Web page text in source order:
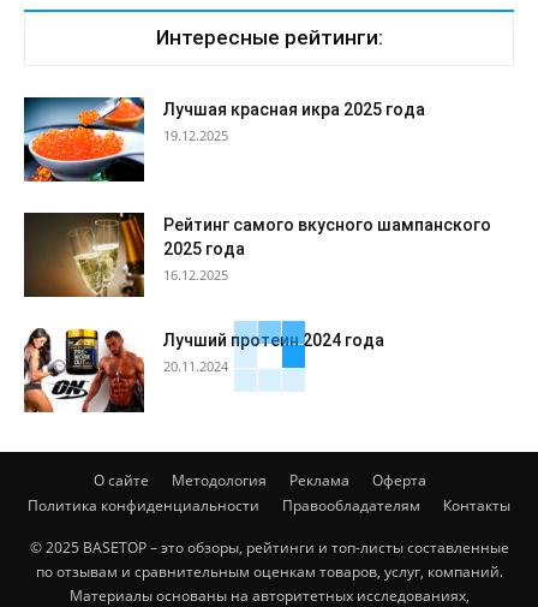
Интересные рейтинги:
Лучшая красная икра 2025 года
19.12.2025
Рейтинг самого вкусного шампанского
2025 года
16.12.2025
Лучший протеин 2024 года
20.11.2024
О сайте Методология Реклама
Оферта
Политика конфиденциальности
Правообладателям Контакты
© 2025 BASETOP – это обзоры, рейтинги и топ-листы составленные
по отзывам и сравнительным оценкам товаров, услуг, компаний.
Материалы основаны на авторитетных исследованиях,